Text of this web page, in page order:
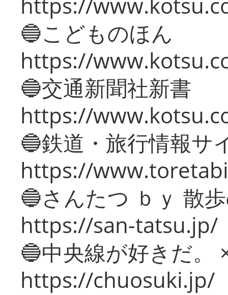
🔵こどものほん
https://
🔵交通新聞社新書
https://
🔵鉄道・旅行情報サ
https://
🔵さんたつ ｂｙ 散
https://san-tatsu.jp/
🔵中央線が好きだ。
https://chuosuki.jp/